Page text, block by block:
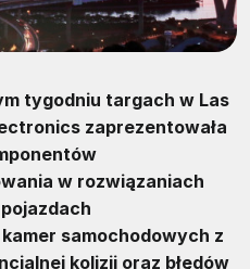
tygodniu targach w Las
zaprezentowała
w rozwiązaniach
samochodowych z
kolizji oraz błędów